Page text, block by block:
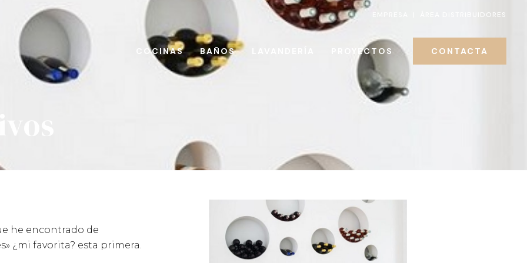
ÁREA DISTRIBUIDORES
COCINAS BAÑOS PROYECTOS CONTACTA
he encontrado de
¿mi favorita? esta primera.